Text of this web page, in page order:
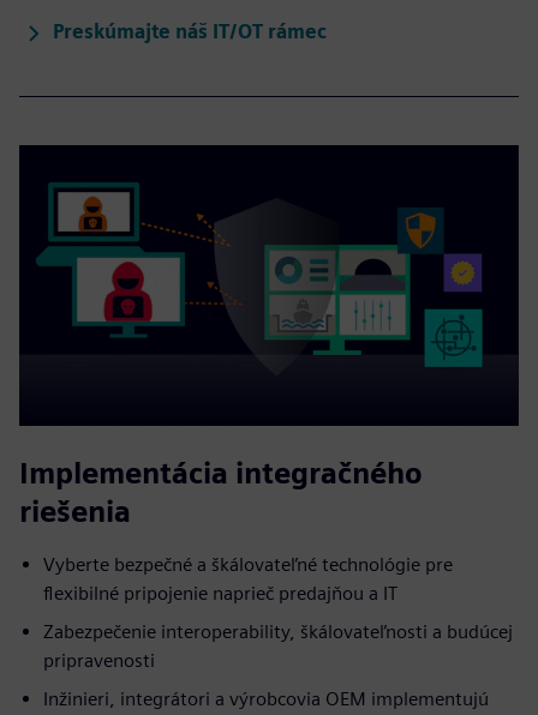
Preskúmajte náš IT/OT rámec
Implementácia integračného
riešenia
Vyberte bezpečné a škálovateľné technológie pre
flexibilné pripojenie naprieč predajňou a IT
Zabezpečenie interoperability, škálovateľnosti a budúcej
pripravenosti
Inžinieri, integrátori a výrobcovia OEM implementujú